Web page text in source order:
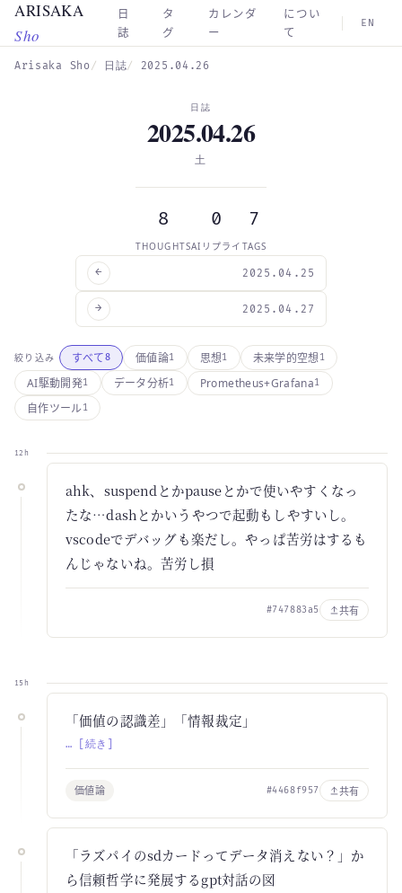
Skip to main content
ARISAKA
Sho
日
誌
タ
グ
カレンダ
ー
につい
て
EN
Arisaka Sho 日誌 2025.04.26
← 2025.04.25
日誌
2025.04.26
土
8
THOUGHTS
0
AIリプライ
7
TAGS
2025.04.27
→
絞り込み すべて8 価値論1 思想1 未来学的空想1
AI駆動開発1 データ分析1 Prometheus+Grafana1
自作ツール1
12h
ahk、suspendとかpauseとかで使いやすくなっ
たな…dashとかいうやつで起動もしやすいし。
vscodeでデバッグも楽だし。やっぱ苦労はするも
んじゃないね。苦労し損
#747883a5 共有
15h
「価値の認識差」「情報裁定」
… [続き]
価値論 #4468f957 共有
「ラズパイのsdカードってデータ消えない？」か
ら信頼哲学に発展するgpt対話の図